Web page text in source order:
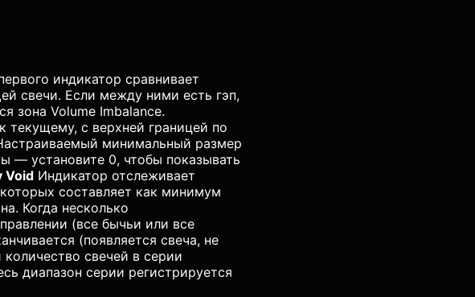
индикатор сравнивает
свечи. Если между ними есть гэп,
зона Volume Imbalance.
текущему, с верхней границей по
минимальный размер
— установите 0, чтобы показывать
Void Индикатор отслеживает
составляет как минимум
Когда несколько
(все бычьи или все
(появляется свеча, не
свечей в серии
диапазон серии регистрируется